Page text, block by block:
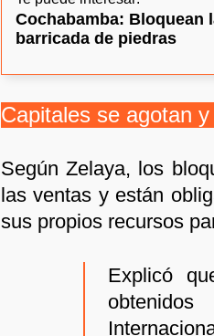
Cochabamba: Bloquean
barricada de piedras
Capitales se agotan
Según Zelaya, los
las ventas y están
sus propios recursos
Explicó